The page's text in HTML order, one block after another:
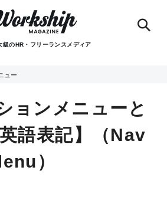
級のHR・フリーランスメディア
ュー
ョンメニューと
語表記】（Nav
）